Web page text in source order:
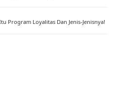
Program Loyalitas Dan Jenis-Jenisnya!